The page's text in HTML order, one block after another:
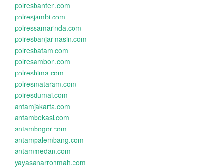
polresbanten.com
polresjambi.com
polressamarinda.com
polresbanjarmasin.com
polresbatam.com
polresambon.com
polresbima.com
polresmataram.com
polresdumai.com
antamjakarta.com
antambekasi.com
antambogor.com
antampalembang.com
antammedan.com
yayasanarrohmah.com